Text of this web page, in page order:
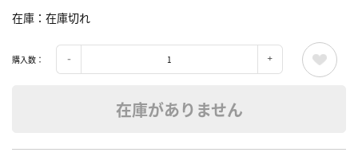
在庫 在庫切れ
購入数：
在庫がありません